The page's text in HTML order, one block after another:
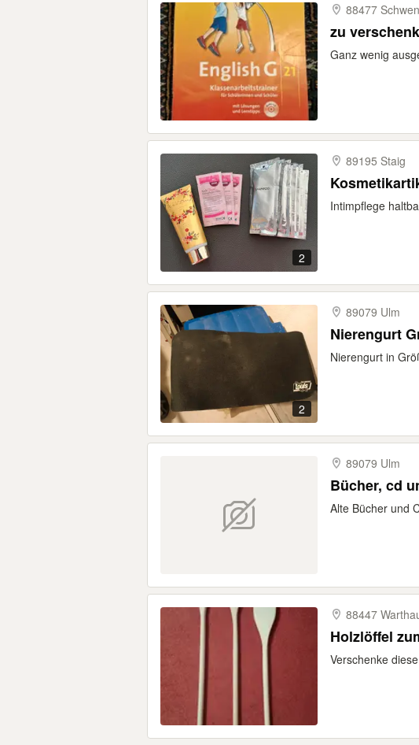
88477
zu
Ganz wenig
2
89195 Staig
Intimpflege
2
89079 Ulm
Nierengurt
Nierengurt in
89079 Ulm
Bücher, cd
Alte Bücher und
88447
Holzlöffel
Verschenke